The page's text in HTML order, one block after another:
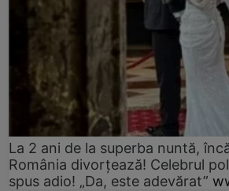
La 2 ani de la superba nuntă,
România divorțează! Celebrul
spus adio! „Da, este adevărat”